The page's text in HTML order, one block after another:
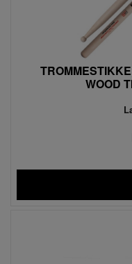
WOOD